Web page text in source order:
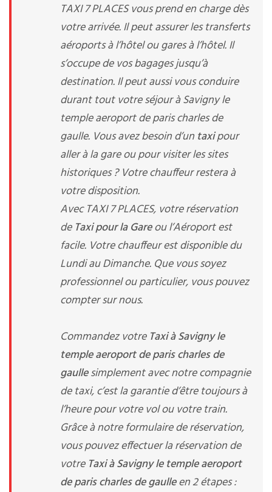
TAXI 7 PLACES vous prend en charge dès
votre arrivée. Il peut assurer les transferts
aéroports à l’hôtel ou gares à l’hôtel. Il
s’occupe de vos bagages jusqu’à
destination. Il peut aussi vous conduire
durant tout votre séjour à Savigny le
temple aeroport de paris charles de
gaulle. Vous avez besoin d’un taxipour
aller à la gare ou pour visiter les sites
historiques ? Votre chauffeur restera à
votre disposition.
Avec TAXI 7 PLACES, votre réservation
de Taxi pour la Gareou l’Aéroport est
facile. Votre chauffeur est disponible du
Lundi au Dimanche. Que vous soyez
professionnel ou particulier, vous pouvez
compter sur nous.
Commandez votre Taxi à Savigny le
temple aeroport de paris charles de
gaullesimplement avec notre compagnie
de taxi, c’est la garantie d’être toujours à
l’heure pour votre vol ou votre train.
Grâce à notre formulaire de réservation,
vous pouvez effectuer la réservation de
votre Taxi à Savigny le temple aeroport
de paris charles de gaulleen 2 étapes :